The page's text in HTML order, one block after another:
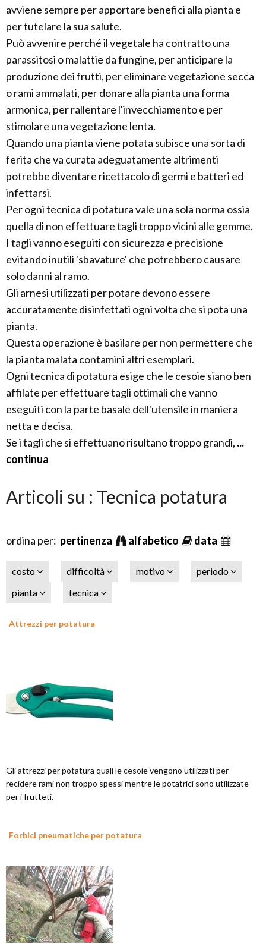
avviene sempre per apportare benefici alla pianta e
per tutelare la sua salute.
Può avvenire perché il vegetale ha contratto una
parassitosi o malattie da fungine, per anticipare la
produzione dei frutti, per eliminare vegetazione secca
o rami ammalati, per donare alla pianta una forma
armonica, per rallentare l'invecchiamento e per
stimolare una vegetazione lenta.
Quando una pianta viene potata subisce una sorta di
ferita che va curata adeguatamente altrimenti
potrebbe diventare ricettacolo di germi e batteri ed
infettarsi.
Per ogni tecnica di potatura vale una sola norma ossia
quella di non effettuare tagli troppo vicini alle gemme.
I tagli vanno eseguiti con sicurezza e precisione
evitando inutili 'sbavature' che potrebbero causare
solo danni al ramo.
Gli arnesi utilizzati per potare devono essere
accuratamente disinfettati ogni volta che si pota una
pianta.
Questa operazione è basilare per non permettere che
la pianta malata contamini altri esemplari.
Ogni tecnica di potatura esige che le cesoie siano ben
affilate per effettuare tagli ottimali che vanno
eseguiti con la parte basale dell'utensile in maniera
netta e decisa.
Se i tagli che si effettuano risultano troppo grandi, ...
continua
Articoli su : Tecnica potatura
ordina per: pertinenza alfabetico data
costo difficoltà motivo
periodo
pianta
tecnica
Attrezzi per potatura
Gli attrezzi per potatura quali le cesoie vengono utilizzati per
recidere rami non troppo spessi mentre le potatrici sono utilizzate
per i frutteti.
Forbici pneumatiche per potatura